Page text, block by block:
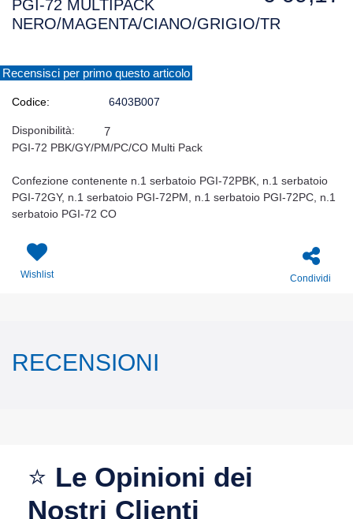
PGI-72 MULTIPACK
NERO/MAGENTA/CIANO/GRIGIO/TR
Recensisci per primo questo articolo
Codice: 6403B007
Disponibilità: 7
PGI-72 PBK/GY/PM/PC/CO Multi Pack
Confezione contenente n.1 serbatoio PGI-72PBK, n.1 serbatoio
PGI-72GY, n.1 serbatoio PGI-72PM, n.1 serbatoio PGI-72PC, n.1
serbatoio PGI-72 CO
Wishlist Condividi
RECENSIONI
⭐ Le Opinioni dei
Nostri Clienti